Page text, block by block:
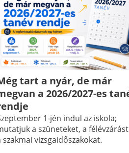
tart a nyár, de már
a 2026/2027-es
1-jén indul az iskola;
a szüneteket, a
szakmai vizsgaidőszakokat.